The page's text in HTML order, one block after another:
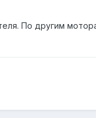
По другим